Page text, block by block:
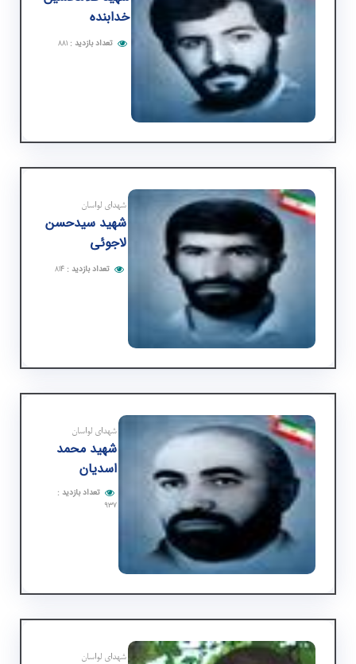
خدابنده
تعداد بازدید : ۸۸۱
شهدای لواسان
شهید سیدحسن
لاجوئی
تعداد بازدید :۸۱۴
شهدای لواسان
شهید محمد
اسدیان
تعداد بازدید :
۹۳۷
شهدای لواسان